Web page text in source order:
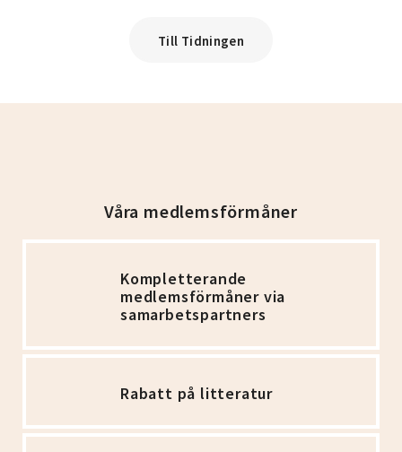
Till Tidningen
Våra medlemsförmåner
Kompletterande
medlemsförmåner via
samarbetspartners
Rabatt på litteratur